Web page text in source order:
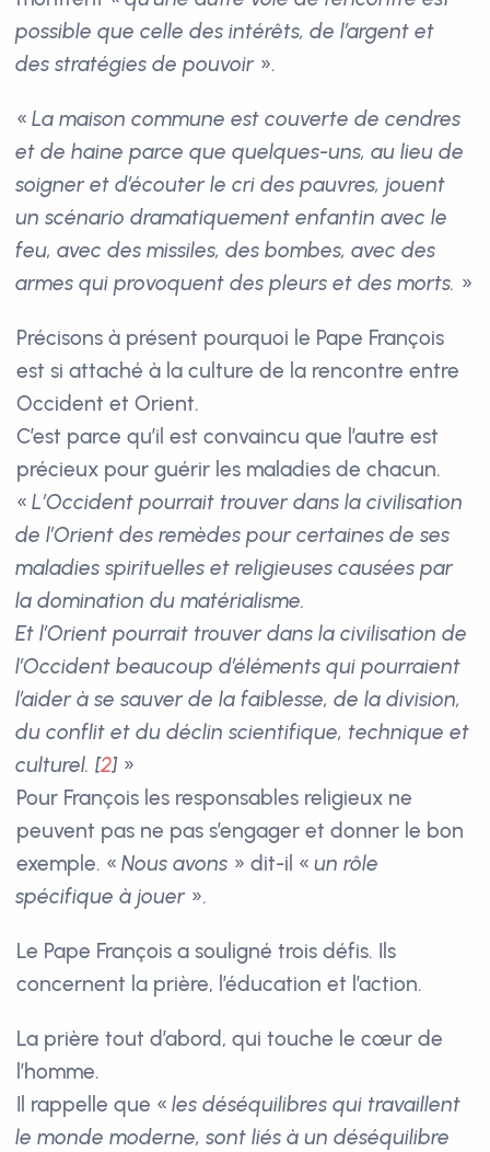
possible que celle des intérêts, de l’argent et
des stratégies de pouvoir ».
«La maison commune est couverte de cendres
et de haine parce que quelques-uns, au lieu de
soigner et d’écouter le cri des pauvres, jouent
un scénario dramatiquement enfantin avec le
feu, avec des missiles, des bombes, avec des
armes qui provoquent des pleurs et des morts. »
Précisons à présent pourquoi le Pape François
est si attaché à la culture de la rencontre entre
Occident et Orient.
C’est parce qu’il est convaincu que l’autre est
précieux pour guérir les maladies de chacun.
«L’Occident pourrait trouver dans la civilisation
de l’Orient des remèdes pour certaines de ses
maladies spirituelles et religieuses causées par
la domination du matérialisme.
Et l’Orient pourrait trouver dans la civilisation de
l’Occident beaucoup d’éléments qui pourraient
l’aider à se sauver de la faiblesse, de la division,
du conflit et du déclin scientifique, technique et
culturel. [2] »
Pour François les responsables religieux ne
peuvent pas ne pas s’engager et donner le bon
exemple. «Nous avons » dit-il «un rôle
spécifique à jouer ».
Le Pape François a souligné trois défis. Ils
concernent la prière, l’éducation et l’action.
La prière tout d’abord, qui touche le cœur de
l’homme.
Il rappelle que «les déséquilibres qui travaillent
le monde moderne, sont liés à un déséquilibre